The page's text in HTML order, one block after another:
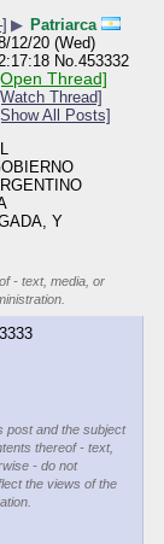
▶ Patriarca
12/20 (Wed)
No.453332
Thread]
Thread]
All Posts]
Y
- text, media, or
post and the subject
thereof - text,
- do not
the views of the